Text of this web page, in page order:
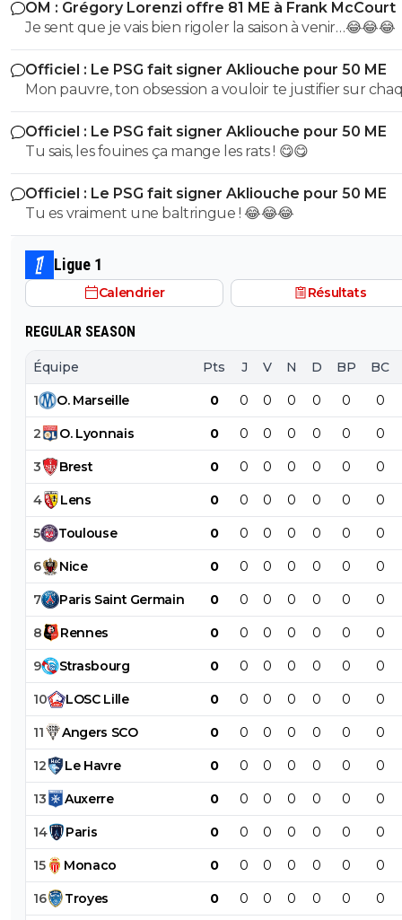
dernier évoluant Parme, l'un de sclubs cher à Buffon
(puisqu'il y a débuté). Vous ne vous dites juste pas qu'il
des choses (comme le style de vie ou l'hygiène ou
chose qui fait d'un jouer un vrai professionnel). Non
partez direct sur des considérations racistes... Ah la la...
OM : Grégory Lorenzi offre 81 ME à Frank McCourt
Je sent que je vais bien rigoler la saison à venir…😂😂😂
Officiel : Le PSG fait signer Akliouche pour 50 ME
Mon pauvre, ton obsession a vouloir te justifier sur
commentaire 🤣😂😂 Tu aurais la queue d'un chat qui
de bouche et on t'accuserait de l'avoir mangé que tu
encore....mdr
Officiel : Le PSG fait signer Akliouche pour 50 ME
Tu sais, les fouines ça mange les rats ! 😋😋
Officiel : Le PSG fait signer Akliouche pour 50 ME
Tu es vraiment une baltringue ! 😂😂😂
Ligue 1
Calendrier Résultats
REGULAR SEASON
Équipe Pts J V N D BP BC
1 O. Marseille 0 0 0 0 0 0 0
2 O. Lyonnais 0 0 0 0 0 0 0
3 Brest 0 0 0 0 0 0 0
4 Lens 0 0 0 0 0 0 0
5 Toulouse 0 0 0 0 0 0 0
6 Nice 0 0 0 0 0 0 0
7 Paris Saint Germain 0 0 0 0 0 0 0
8 Rennes 0 0 0 0 0 0 0
9 Strasbourg 0 0 0 0 0 0 0
10 LOSC Lille 0 0 0 0 0 0 0
11 Angers SCO 0 0 0 0 0 0 0
12 Le Havre 0 0 0 0 0 0 0
13 Auxerre 0 0 0 0 0 0 0
14 Paris 0 0 0 0 0 0 0
15 Monaco 0 0 0 0 0 0 0
16 Troyes 0 0 0 0 0 0 0